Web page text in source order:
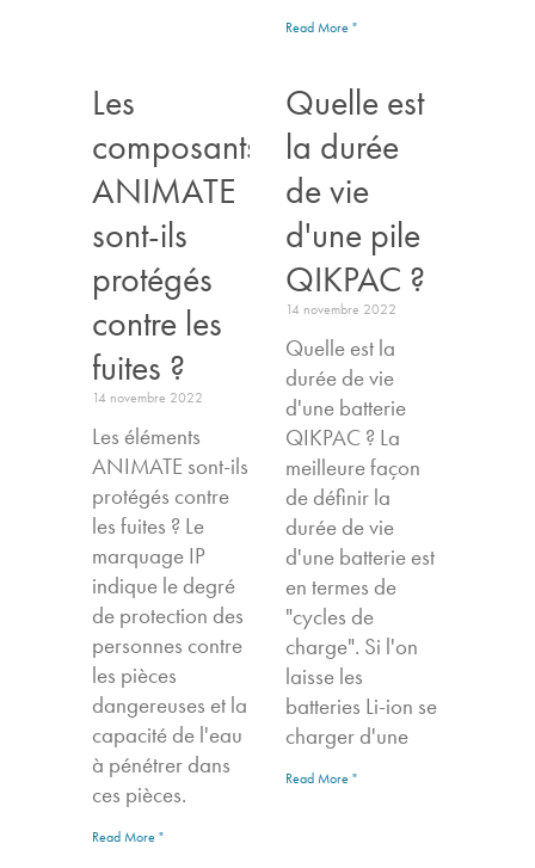
Read More "
Les
composants
ANIMATE
sont-ils
protégés
contre les
fuites ?
14 novembre 2022
Les éléments
ANIMATE sont-ils
protégés contre
les fuites ? Le
marquage IP
indique le degré
de protection des
personnes contre
les pièces
dangereuses et la
capacité de l'eau
à pénétrer dans
ces pièces.
Read More "
Quelle est
la durée
de vie
d'une pile
QIKPAC ?
14 novembre 2022
Quelle est la
durée de vie
d'une batterie
QIKPAC ? La
meilleure façon
de définir la
durée de vie
d'une batterie est
en termes de
"cycles de
charge". Si l'on
laisse les
batteries Li-ion se
charger d'une
Read More "